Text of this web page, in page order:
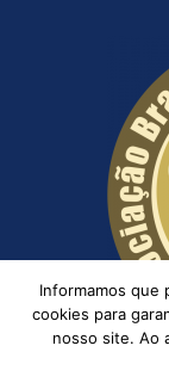
Informamos que
cookies para
nosso site. Ao